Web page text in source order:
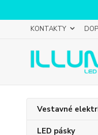
KONTAKTY
Vestavné
LED pásky